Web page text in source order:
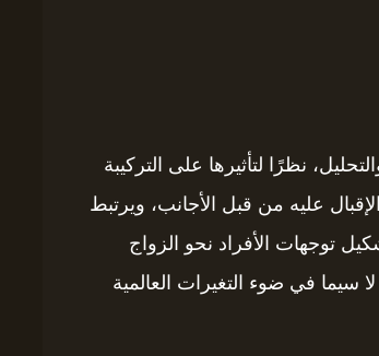
نظرًا لتأثيرها على التركيبة
الإقبال عليه من قبل الأجانب، ويرتبط
توجهات الأفراد نحو الزواج
سيما في ضوء التغيرات العالمية